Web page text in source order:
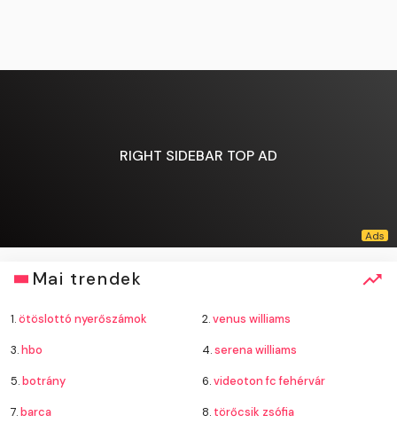
RIGHT SIDEBAR TOP AD
Mai trendek
1.ötöslottó nyerőszámok 2.venus williams
3.hbo 4.serena williams
5.botrány 6.videoton fc fehérvár
7.barca 8. törőcsik zsófia